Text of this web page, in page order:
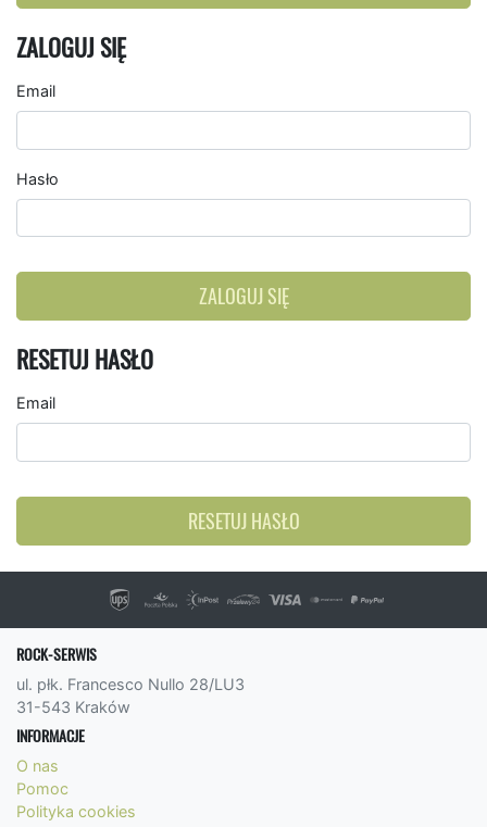
ZALOGUJ SIĘ
Email
Hasło
ZALOGUJ SIĘ
RESETUJ HASŁO
Email
RESETUJ HASŁO
ROCK-SERWIS
ul. płk. Francesco Nullo 28/LU3
31-543 Kraków
INFORMACJE
O nas
Pomoc
Polityka cookies